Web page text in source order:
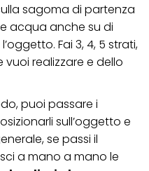
sagoma di partenza
acqua anche su di
Fai 3, 4, 5 strati,
realizzare e dello
puoi passare i
sull’oggetto e
se passi il
a mano a mano le